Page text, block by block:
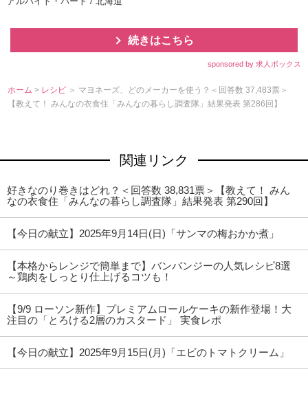
続きはこちら
sponsored by 求人ボックス
ホーム > レシピ ＞ マヨネーズ、どのメーカーを使う？＜回答数 37,483票＞
【教えて！ みんなの衣食住「みんなの暮らし調査隊」結果発表 第286回】
関連リンク
好きなのり巻きはどれ？＜回答数 38,831票＞【教えて！ みん
なの衣食住「みんなの暮らし調査隊」結果発表 第290回】
【今日の献立】2025年9月14日(日)「サンマの梅おかか煮」
【本格からレンジで簡単まで】バンバンジーの人気レシピ8選
～鶏肉をしっとり仕上げるコツも！
【9/9 ローソン新作】プレミアムロールケーキの新作登場！大
注目の「とろける2層のカスタード」 実食レポ
【今日の献立】2025年9月15日(月)「エビのトマトクリーム」